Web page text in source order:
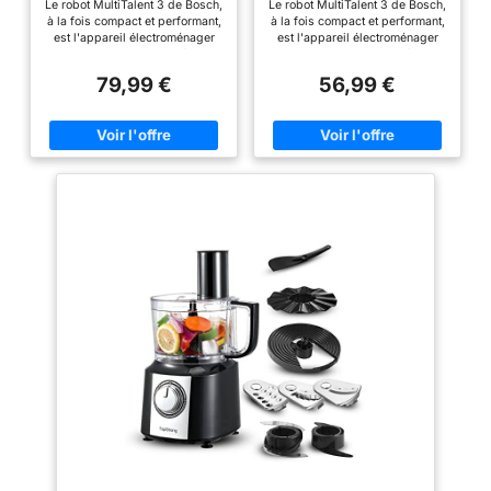
Blender
Le robot MultiTalent 3 de Bosch,
à la fois compact et performant,
est l'appareil électroménager
recettes, même les plus
polyvalent : le robot est doté de
plus de 50 fonctions dont
fouetter, mélanger, battre, mixer,
bol de 2,3 L permet de préparer
jusqu'à 0,8 kg de pâte à gâteau
/ Mini-hachoir avec 4 lames
inox pour hacher des petites
quantités de viande Livraison : 1
x Bosch MultiTalent 3 robot de
cuisine / Robot multifonctions
pour réaliser plus de 50 tâches
différentes / Avec accessoires
de série / Couleur : Noir/Inox
79,99 €
Le robot MultiTalent 3 de Bosch,
à la fois compact et performant,
est l'appareil électroménager
recettes, même les plus
extrêmement compact le rend
adapté même aux cuisines les
plus petites / Installation facile
mélanger ou râper ; Grande
puissance de 800 W La grande
capacité du bol de 2,3 L permet
de préparer jusqu'à 0,8 kg de
pâte à gâteau ; Couteau
multifonctions inox et disque
réversible pour râper et émincer
Livraison : 1 x Bosch MultiTalent
3 robot de cuisine ; Robot
multifonctions pour réaliser plus
de 20 tâches différentes ; Avec
accessoires de série ; Couleur :
Blanc/Gris
56,99 €